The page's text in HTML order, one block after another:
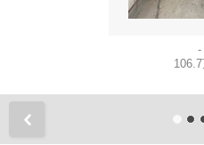
-